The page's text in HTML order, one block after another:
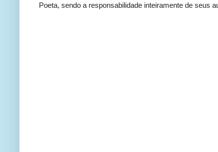
Poeta, sendo a responsabilidade inteiramente de seus